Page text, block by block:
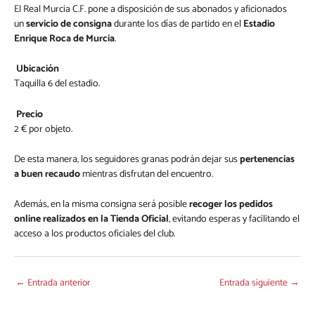
El Real Murcia C.F. pone a disposición de sus abonados y aficionados
unservicio de consignadurante los días de partido en elEstadio
Enrique Roca de Murcia.
Ubicación
Taquilla 6 del estadio.
Precio
2 € por objeto.
De esta manera, los seguidores granas podrán dejar suspertenencias
a buen recaudomientras disfrutan del encuentro.
Además, en la misma consigna será posiblerecoger los pedidos
online realizados en la Tienda Oficial, evitando esperas y facilitando el
acceso a los productos oficiales del club.
← Entrada anterior Entrada siguiente →